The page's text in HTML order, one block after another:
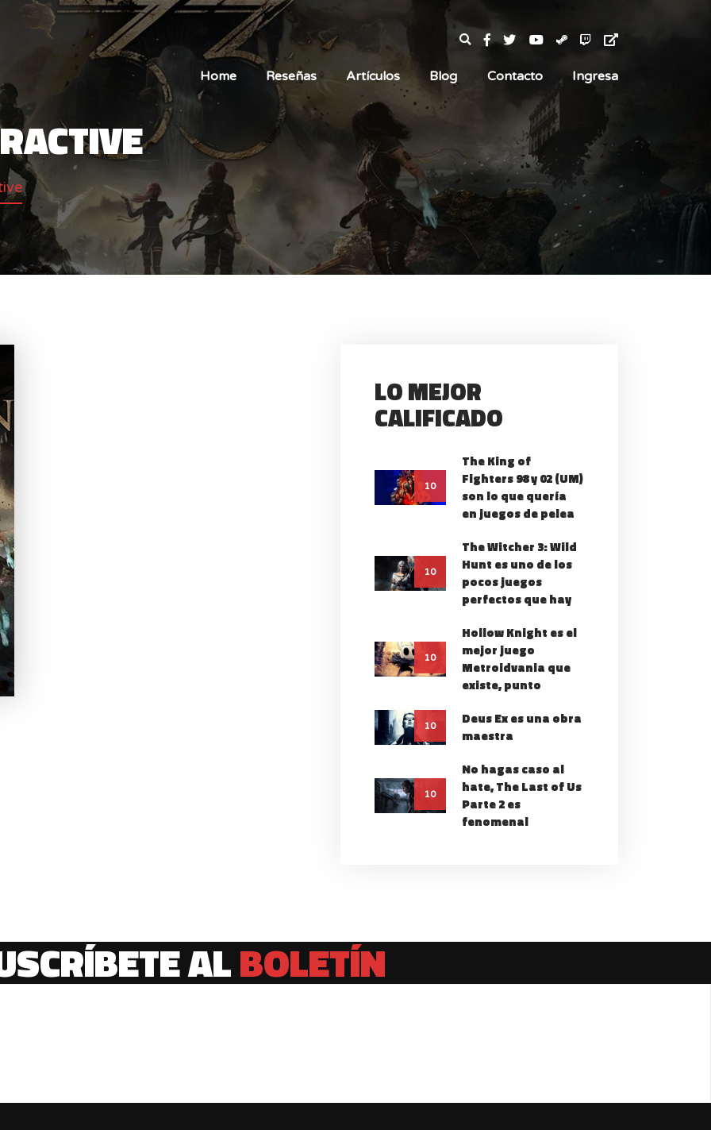
Home Reseñas Artículos Blog Contacto Ingresa
LO MEJOR
CALIFICADO
10
The King of
Fighters 98 y 02 (UM)
son lo que quería
en juegos de pelea
10
The Witcher 3: Wild
Hunt es uno de los
pocos juegos
perfectos que hay
10
Hollow Knight es el
mejor juego
Metroidvania que
existe, punto
10
Deus Ex es una obra
maestra
10
No hagas caso al
hate, The Last of Us
Parte 2 es
fenomenal
ALBOLETÍN